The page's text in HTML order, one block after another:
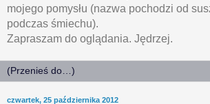
mojego pomysłu (nazwa pochodzi od
podczas śmiechu).
Zapraszam do oglądania. Jędrzej.
czwartek, 25 października 2012